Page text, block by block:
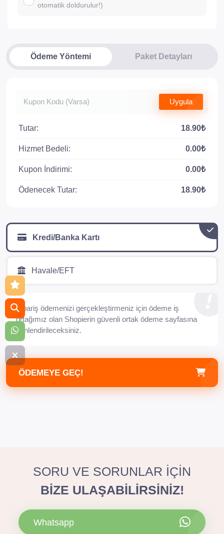
otomatik doldurulur!)
Ödeme Yöntemi Paket Detayları
Uygula
Tutar: 18.90₺
Hizmet Bedeli: 0.00₺
Kupon İndirimi: 0.00₺
Ödenecek Tutar: 18.90₺
Kredi/Banka Kartı
Havale/EFT
Sipariş ödemenizi gerçekleştirmeniz için ödeme iş
ortağımız olan Shopierin güvenli ortak ödeme sayfasına
yönlendirileceksiniz.
ÖDEMEYE GEÇ!
SORU VE SORUNLAR İÇİN
BİZE ULAŞABİLİRSİNİZ!
Whatsapp